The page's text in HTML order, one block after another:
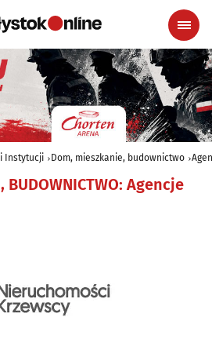
Instytucji Dom, mieszkanie, budownictwo
BUDOWNICTWO: Agencje